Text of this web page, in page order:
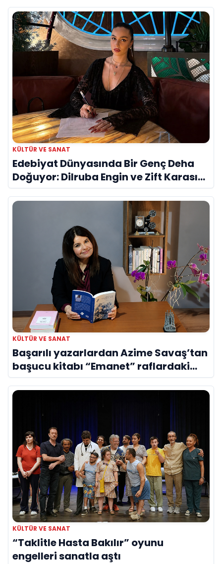
KÜLTÜR VE SANAT
Edebiyat Dünyasında Bir Genç Deha
Doğuyor: Dilruba Engin ve Zift Karası
Evreni ‘AVENOİR’
KÜLTÜR VE SANAT
Başarılı yazarlardan Azime Savaş’tan
başucu kitabı “Emanet” raflardaki
yerini aldı
KÜLTÜR VE SANAT
“Taklitle Hasta Bakılır” oyunu
engelleri sanatla aştı